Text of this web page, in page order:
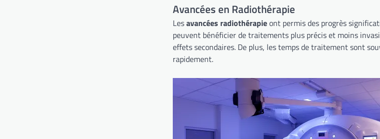
Avancées en Radiothérapie
Lesavancées radiothérapieont permis des progrès
peuvent bénéficier de traitements plus précis et moins
effets secondaires. De plus, les temps de traitement sont
rapidement.